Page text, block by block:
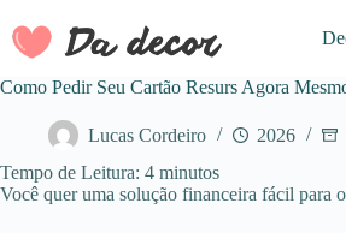
para
Como Pedir Seu Cartão Resurs Agora
Lucas Cordeiro 2026
Tempo de Leitura: 4 minutos
Você quer uma solução financeira fácil para